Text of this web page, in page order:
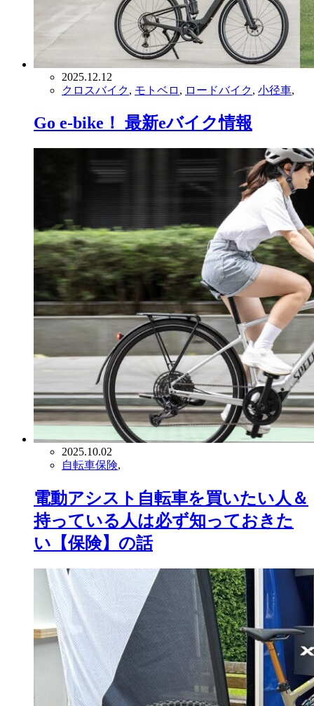
2025.12.12
クロスバイク, モトベロ , ロードバイク, 小径車,
Go e-bike！ 最新eバイク情報
2025.10.02
自転車保険,
電動アシスト自転車を買いたい人＆
持っている人は必ず知っておきた
い【保険】の話